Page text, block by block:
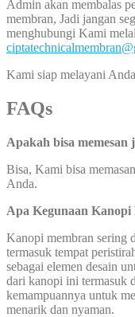
Admin akan membalas
membran, Jadi jangan
menghubungi Kami
Kami siap melayani
FAQs
Apakah bisa memesan
Bisa, Kami bisa
Anda.
Apa Kegunaan Kanopi
Kanopi membran sering
termasuk tempat
sebagai elemen desain
dari kanopi ini termasuk
kemampuannya untuk
menarik dan nyaman.